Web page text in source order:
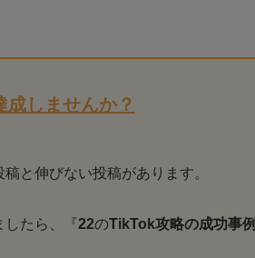
しませんか？
と伸びない投稿があります。
したら、『22のTikTok攻略の成功事例